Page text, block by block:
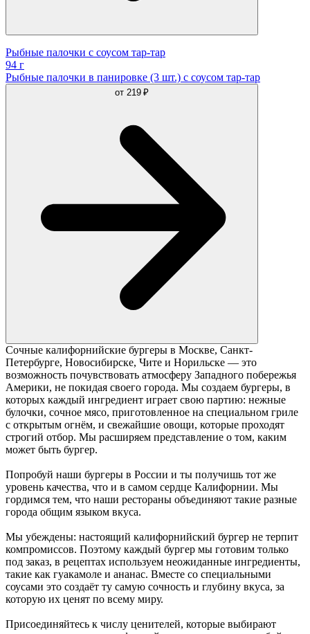
Рыбные палочки с соусом тар-тар
94 г
Рыбные палочки в панировке (3 шт.) с соусом тар-тар
от 219 ₽
Сочные калифорнийские бургеры в Москве, Санкт-
Петербурге, Новосибирске, Чите и Норильске — это
возможность почувствовать атмосферу Западного побережья
Америки, не покидая своего города. Мы создаем бургеры, в
которых каждый ингредиент играет свою партию: нежные
булочки, сочное мясо, приготовленное на специальном гриле
с открытым огнём, и свежайшие овощи, которые проходят
строгий отбор. Мы расширяем представление о том, каким
может быть бургер.
Попробуй наши бургеры в России и ты получишь тот же
уровень качества, что и в самом сердце Калифорнии. Мы
гордимся тем, что наши рестораны объединяют такие разные
города общим языком вкуса.
Мы убеждены: настоящий калифорнийский бургер не терпит
компромиссов. Поэтому каждый бургер мы готовим только
под заказ, в рецептах используем неожиданные ингредиенты,
такие как гуакамоле и ананас. Вместе со специальными
соусами это создаёт ту самую сочность и глубину вкуса, за
которую их ценят по всему миру.
Присоединяйтесь к числу ценителей, которые выбирают